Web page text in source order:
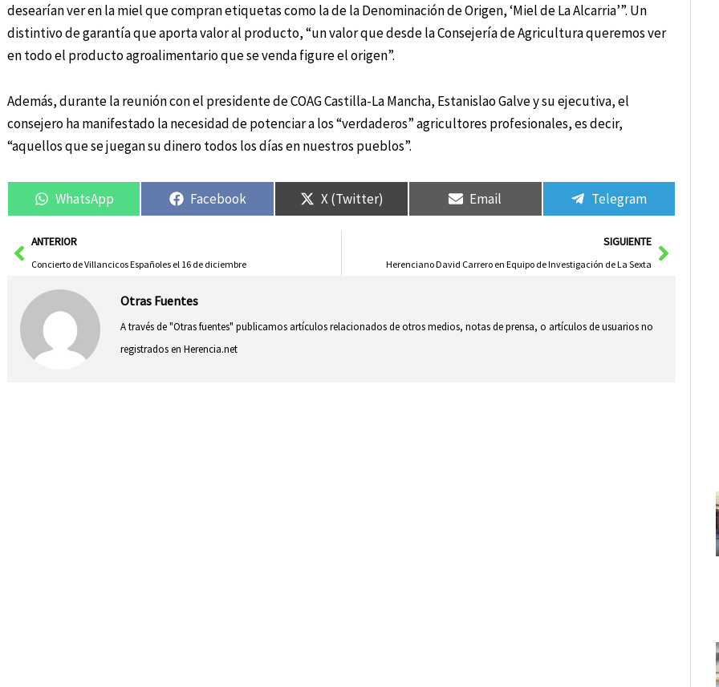
desearían ver en la miel que compran etiquetas como la de la Denominación de Origen, ‘Miel de La Alcarria’”. Un
distintivo de garantía que aporta valor al producto, “un valor que desde la Consejería de Agricultura queremos ver
en todo el producto agroalimentario que se venda figure el origen”.
Además, durante la reunión con el presidente de COAG Castilla-La Mancha, Estanislao Galve y su ejecutiva, el
consejero ha manifestado la necesidad de potenciar a los “verdaderos” agricultores profesionales, es decir,
“aquellos que se juegan su dinero todos los días en nuestros pueblos”.
WhatsApp Facebook X (Twitter) Email Telegram
AntANTERIOR
Concierto de Villancicos Españoles el 16 de diciembre
SIGUIENTE
Herenciano David Carrero en Equipo de Investigación de La Sexta
Otras Fuentes
A través de "Otras fuentes" publicamos artículos relacionados de otros medios, notas de prensa, o artículos de usuarios no
registrados en Herencia.net